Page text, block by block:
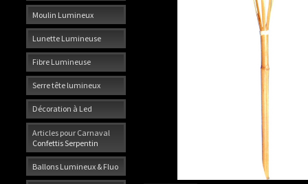
Moulin Lumineux
Lunette Lumineuse
Fibre Lumineuse
Serre tête lumineux
Décoration à Led
Articles pour Carnaval
Confettis Serpentin
Ballons Lumineux & Fluo